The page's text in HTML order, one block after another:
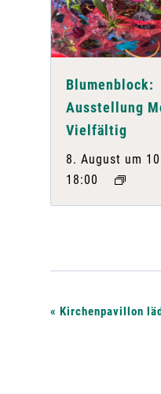
Blumenblock:
Ausstellung
Vielfältig
8. August um
18:00
V
« Kirchenpavillon